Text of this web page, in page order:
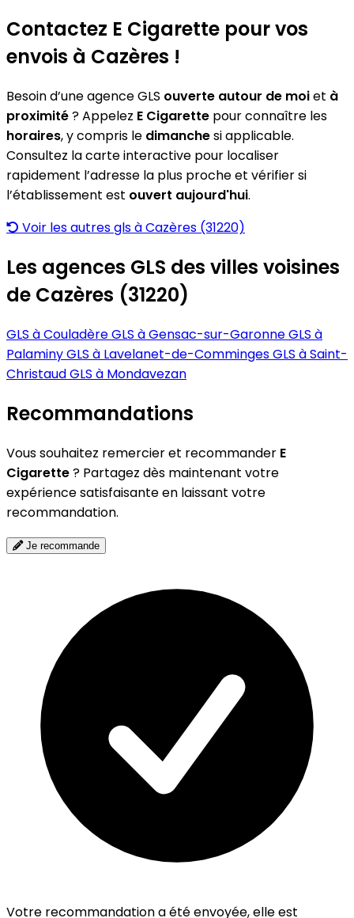
Contactez E Cigarette pour vos
envois à Cazères !
Besoin d’une agence GLS ouverte autour de moiet à
proximité? Appelez E Cigarette pour connaître les
horaires, y compris le dimanchesi applicable.
Consultez la carte interactive pour localiser
rapidement l’adresse la plus proche et vérifier si
l’établissement est ouvert aujourd'hui.
Voir les autres gls à Cazères (31220)
Les agences GLS des villes voisines
de Cazères (31220)
GLS à CouladèreGLS à Gensac-sur-GaronneGLS à
PalaminyGLS à Lavelanet-de-CommingesGLS à Saint-
ChristaudGLS à Mondavezan
Recommandations
Vous souhaitez remercier et recommander E
Cigarette? Partagez dès maintenant votre
expérience satisfaisante en laissant votre
recommandation.
Je recommande
Votre recommandation a été envoyée, elle est